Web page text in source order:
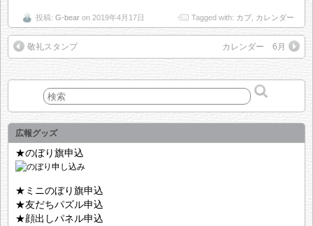
投稿: G-bear on 2019年4月17日 Tagged with: カブ カレンダー
敬礼スタンプ カレンダー 6月
広報グッズ
★のぼり旗申込
★ミニのぼり旗申込
★友だちパズル申込
★顔出しパネル申込